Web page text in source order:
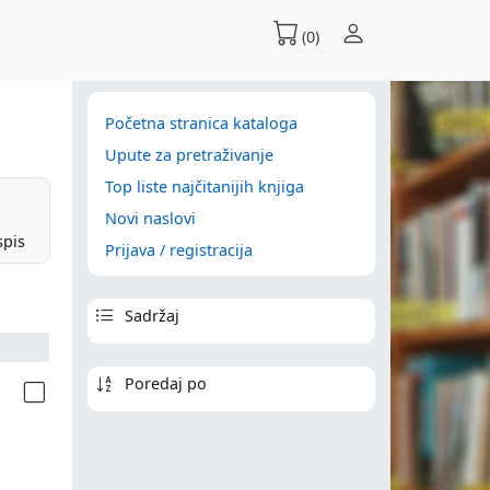
(0)
Početna stranica kataloga
Upute za pretraživanje
Top liste najčitanijih knjiga
Novi naslovi
Prijava / registracija
Sadržaj
Poredaj po